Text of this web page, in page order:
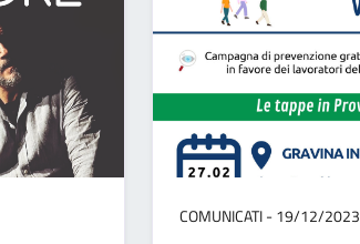
COMUNICATI - 19/12/2023